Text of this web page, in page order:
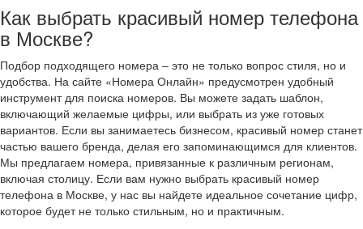
Как выбрать красивый номер телефона
в Москве?
Подбор подходящего номера – это не только вопрос стиля, но и
удобства. На сайте «Номера Онлайн» предусмотрен удобный
инструмент для поиска номеров. Вы можете задать шаблон,
включающий желаемые цифры, или выбрать из уже готовых
вариантов. Если вы занимаетесь бизнесом, красивый номер станет
частью вашего бренда, делая его запоминающимся для клиентов.
Мы предлагаем номера, привязанные к различным регионам,
включая столицу. Если вам нужно выбрать красивый номер
телефона в Москве, у нас вы найдете идеальное сочетание цифр,
которое будет не только стильным, но и практичным.